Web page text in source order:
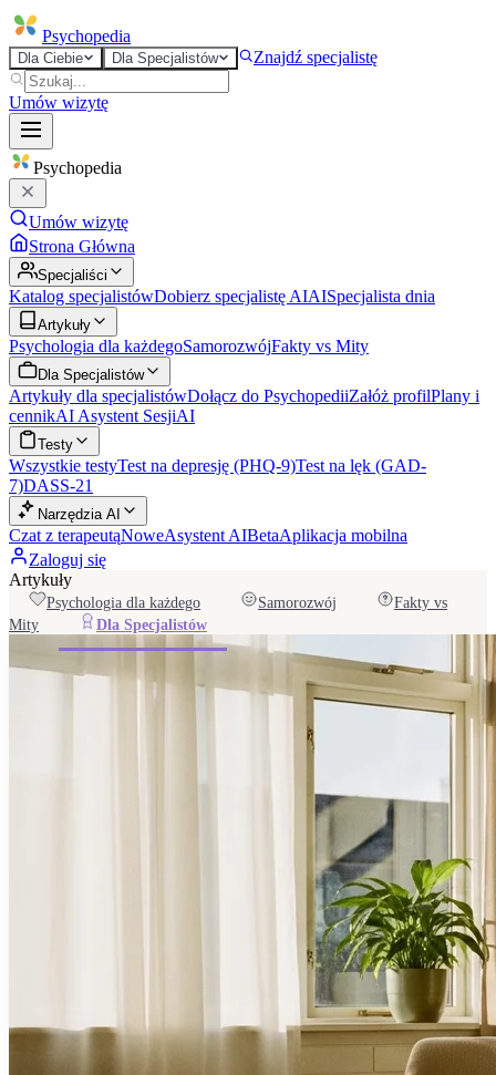
Psychopedia
Dla Ciebie Dla Specjalistów Znajdź specjalistę
Umów wizytę
Psychopedia
Umów wizytę
Strona Główna
Specjaliści
Katalog specjalistówDobierz specjalistę AIAISpecjalista dnia
Artykuły
Psychologia dla każdegoSamorozwójFakty vs Mity
Dla Specjalistów
Artykuły dla specjalistówDołącz do PsychopediiZałóż profilPlany i
cennikAI Asystent SesjiAI
Testy
Wszystkie testyTest na depresję (PHQ-9)Test na lęk (GAD-
7)DASS-21
Narzędzia AI
Czat z terapeutąNoweAsystent AIBetaAplikacja mobilna
Zaloguj się
Artykuły
Psychologia dla każdego Samorozwój
Fakty vs
Mity
Dla Specjalistów